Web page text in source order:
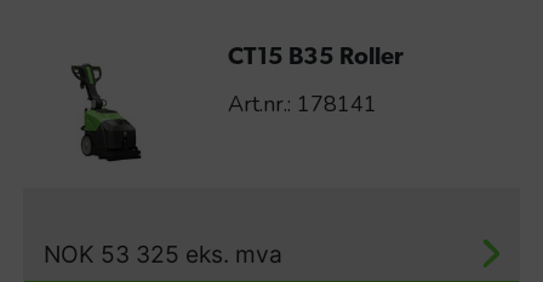
CT15 B35 Roller
Art.nr.: 178141
NOK 53 325 eks. mva